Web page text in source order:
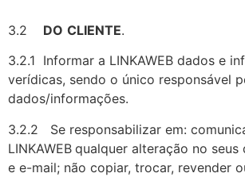
3.2 DO CLIENTE.
3.2.1 Informar a LINKAWEB dados e
verídicas, sendo o único responsável
dados/informações.
3.2.2 Se responsabilizar em:
LINKAWEB qualquer alteração no seus
e e-mail; não copiar, trocar, revender